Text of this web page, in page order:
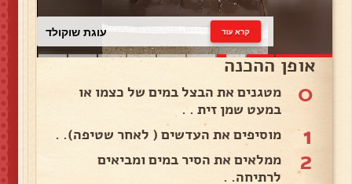
עוגת שוקולד קרא עוד
אופן ההכנה
0
מטגנים את הבצל במים של כצמו או
במעט שמן זית . .
1 מוסיפים את העדשים ( לאחר שטיפה). .
2
ממלאים את הסיר במים ומביאים
לרתיחה. .